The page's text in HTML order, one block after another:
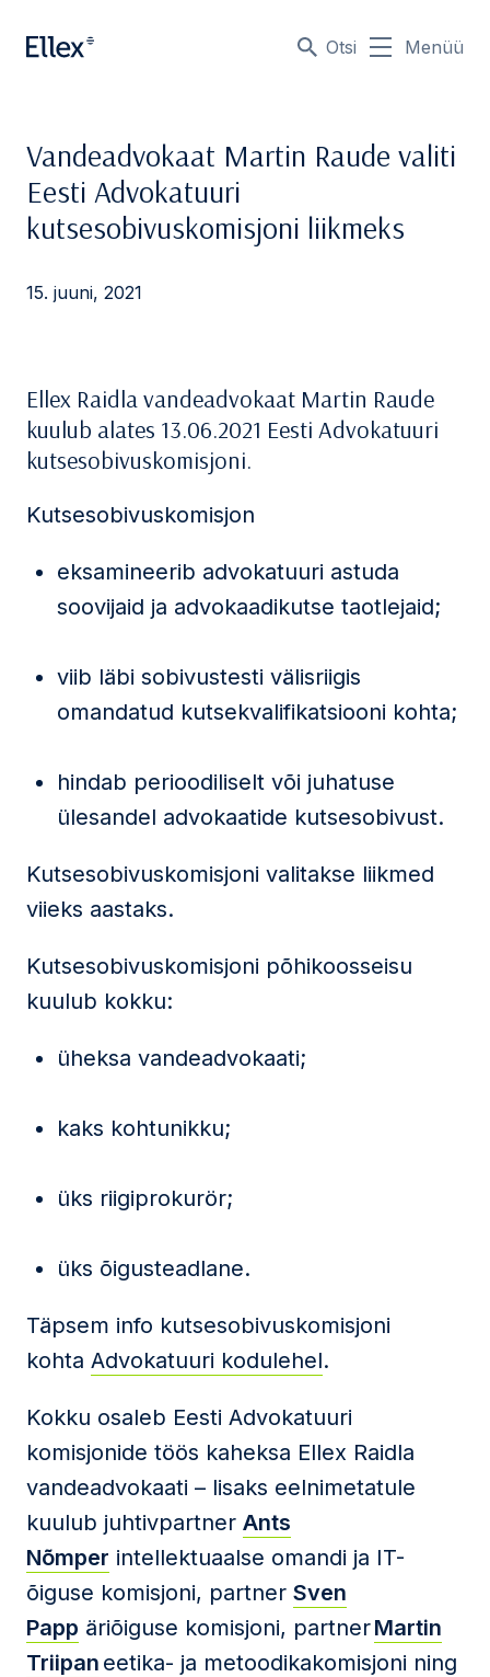
Otsi Menüü
Vandeadvokaat Martin Raude valiti
Eesti Advokatuuri
kutsesobivuskomisjoni liikmeks
15. juuni, 2021
Ellex Raidla vandeadvokaat Martin Raude
kuulub alates 13.06.2021 Eesti Advokatuuri
kutsesobivuskomisjoni.
Kutsesobivuskomisjon
eksamineerib advokatuuri astuda
soovijaid ja advokaadikutse taotlejaid;
viib läbi sobivustesti välisriigis
omandatud kutsekvalifikatsiooni kohta;
hindab perioodiliselt või juhatuse
ülesandel advokaatide kutsesobivust.
Kutsesobivuskomisjoni valitakse liikmed
viieks aastaks.
Kutsesobivuskomisjoni põhikoosseisu
kuulub kokku:
üheksa vandeadvokaati;
kaks kohtunikku;
üks riigiprokurör;
üks õigusteadlane.
Täpsem info kutsesobivuskomisjoni
kohta Advokatuuri kodulehel.
Kokku osaleb Eesti Advokatuuri
komisjonide töös kaheksa Ellex Raidla
vandeadvokaati – lisaks eelnimetatule
kuulub juhtivpartner Ants
Nõmper intellektuaalse omandi ja IT-
õiguse komisjoni, partner Sven
Papp äriõiguse komisjoni, partnerMartin
Triipan eetika- ja metoodikakomisjoni ning